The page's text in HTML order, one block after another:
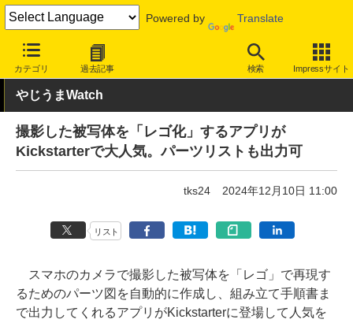
Powered by Translate
カテゴリ 過去記事 検索 Impressサイト
INTERNET Watch トピック
やじうまWatch
撮影した被写体を「レゴ化」するアプリが
Kickstarterで大人気。パーツリストも出力可
tks24 2024年12月10日 11:00
リスト
スマホのカメラで撮影した被写体を「レゴ」で再現す
るためのパーツ図を自動的に作成し、組み立て手順書ま
で出力してくれるアプリがKickstarterに登場して人気を